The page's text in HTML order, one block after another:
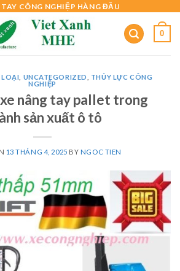
TAY CÔNG NGHIỆP HÀNG ĐẦU
0
UNCATEGORIZED
THỦY LỰC CÔNG
NGHIỆP
nâng tay pallet trong
sản xuất ô tô
13 THÁNG 4, 2025 BY NGOC TIEN